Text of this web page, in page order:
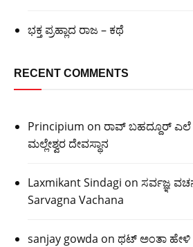
ಭಕ್ತ ಪ್ರಹ್ಲಾದ ರಾಜ – ಕಥೆ
RECENT COMMENTS
Principium on ರಾವ್ ಬಹದ್ದೂರ್ ಎಲೆ
ಮಲ್ಲೇಶ್ವರ ದೇವಸ್ಥಾನ
Laxmikant Sindagi on ಸರ್ವಜ್ಞ
Sarvagna Vachana
sanjay gowda on ಥಟ್ ಅಂತಾ ಹೇಳಿ